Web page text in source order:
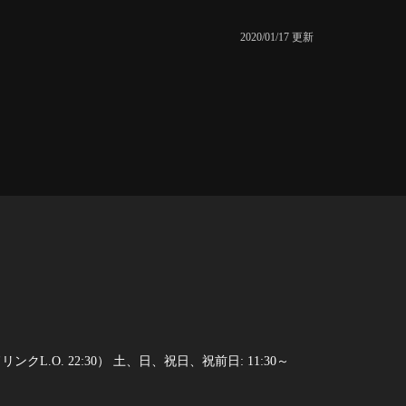
2020/01/17 更新
ンクL.O. 22:30） 土、日、祝日、祝前日: 11:30～